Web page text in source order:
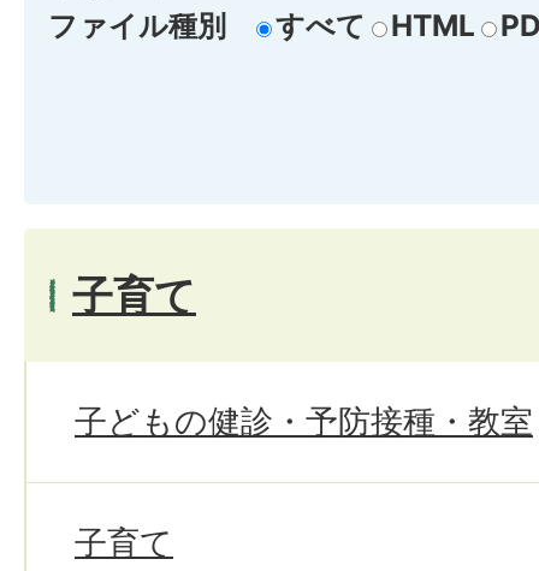
ファイル種別 すべて HTML
子育て
子どもの健診・予防接種・教室
子育て